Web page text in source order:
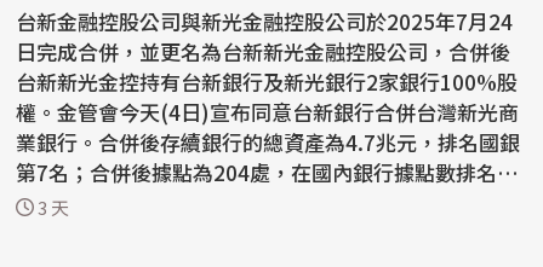
台新金融控股公司與新光金融控股公司於2025年7月24
日完成合併，並更名為台新新光金融控股公司，合併後
台新新光金控持有台新銀行及新光銀行2家銀行100%股
權。金管會今天(4日)宣布同意台新銀行合併台灣新光商
業銀行。合併後存續銀行的總資產為4.7兆元，排名國銀
第7名；合併後據點為204處，在國內銀行據點數排名第
二。 ...
3 天